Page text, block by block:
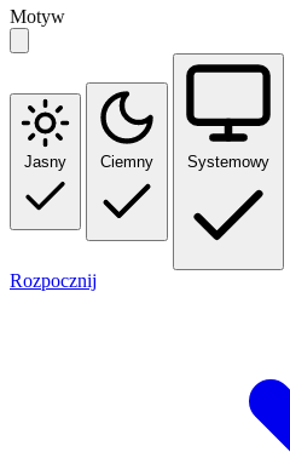
Motyw
Jasny Ciemny Systemowy
Rozpocznij